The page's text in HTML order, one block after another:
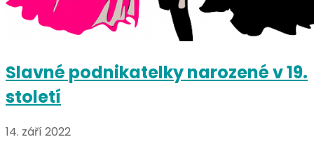
Slavné podnikatelky narozené v 19.
století
14. září 2022